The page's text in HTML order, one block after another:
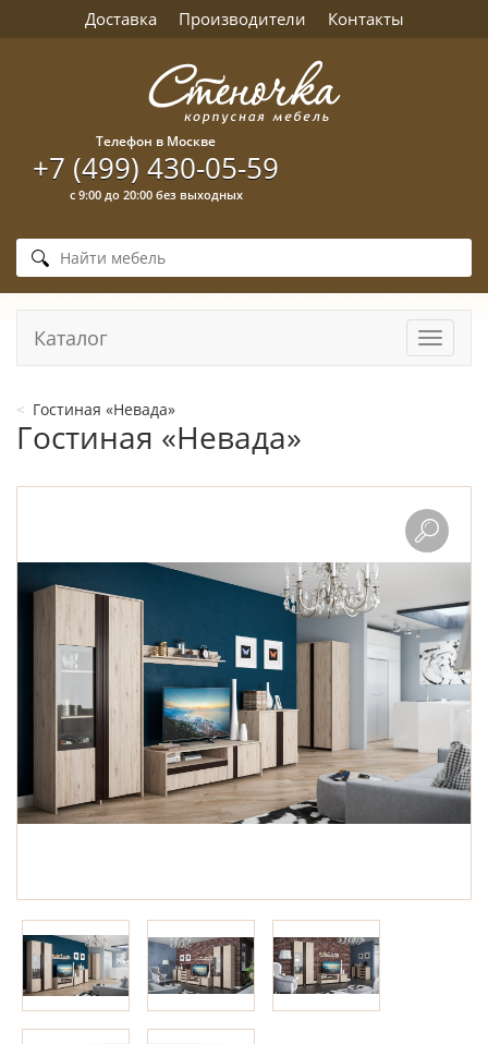
Доставка Производители Контакты
Телефон в Москве
+7 (499) 430-05-59
с 9:00 до 20:00 без выходных
Каталог
Гостиная «Невада»
Гостиная «Невада»